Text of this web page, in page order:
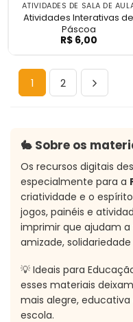
ATIVIDADES DE SALA DE
Atividades Interativas de
Páscoa
Atividades
R$6,00
1 2
🐇 Sobre os
Os recursos digitais
especialmente para a
criatividade e o
jogos, painéis e
imprimir que ajudam
amizade, solidariedade
💡 Ideais para
esses materiais
mais alegre,
escola.